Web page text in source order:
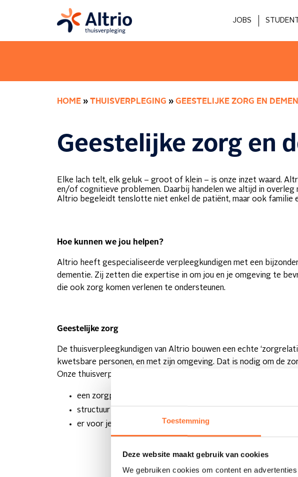
Toestemming
Deze website maakt gebruik van cookies
We gebruiken cookies om content en
JOBS
HOME » THUISVERPLEGING » GEESTELIJKE ZORG EN
Geestelijke zorg en
Elke lach telt, elk geluk – groot of klein – is onze inzet waard.
en/of cognitieve problemen. Daarbij handelen we altijd in
Altrio begeleidt tenslotte niet enkel de patiënt, maar ook familie
Hoe kunnen we jou helpen?
Altrio heeft gespecialiseerde verpleegkundigen met een
dementie. Zij zetten die expertise in om jou en je omgeving te
die ook zorg komen verlenen te ondersteunen.
Geestelijke zorg
De thuisverpleegkundigen van Altrio bouwen een echte
kwetsbare personen, en met zijn omgeving. Dat is nodig om de
Onze thuisverpleegkundigen kunnen:
een zorgplan opstellen samen met jou, je omgeving en
structuur brengen en zo het herstel en therapietrouw –
er voor je zijn op moeilijke momenten en een luisterend oor